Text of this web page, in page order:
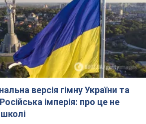
версія гімну України та
імперія: про це не